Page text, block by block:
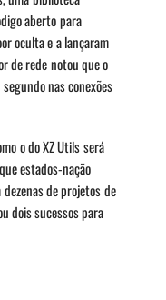
aberto para
oculta e a lançaram
de rede notou que o
nas conexões
o do XZ Utils será
estados-nação
de projetos de
dois sucessos para